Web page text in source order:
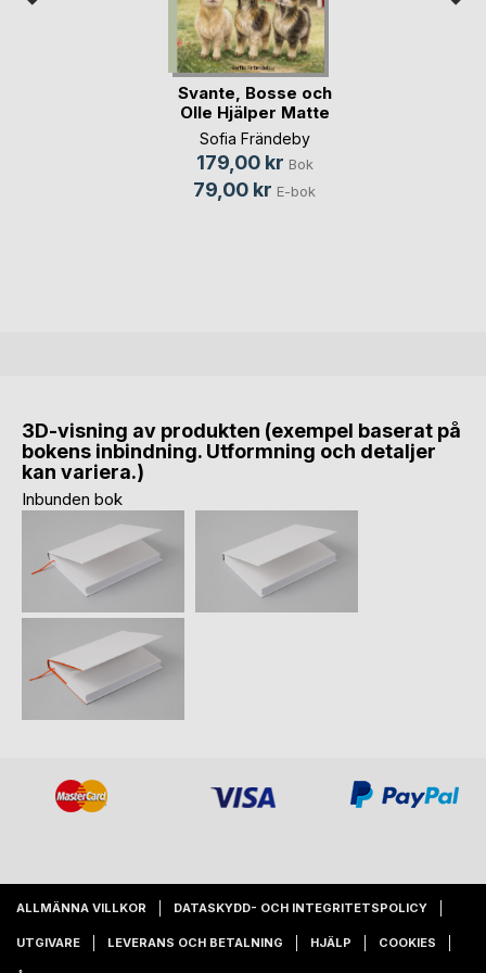
Svante, Bosse och
Olle Hjälper Matte
Sofia Frändeby
179,00 kr Bok
79,00 kr E-bok
3D-visning av produkten (exempel baserat på
bokens inbindning. Utformning och detaljer
kan variera.)
Inbunden bok
ALLMÄNNA VILLKOR DATASKYDD- OCH INTEGRITETSPOLICY
UTGIVARE LEVERANS OCH BETALNING HJÄLP COOKIES